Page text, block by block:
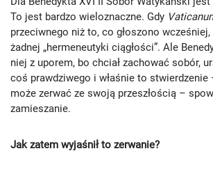
To jest bardzo wieloznaczne. Gdy
przeciwnego niż to, co głoszono
żadnej „hermeneutyki ciągłości”. Ale
niej z uporem, bo chciał zachować sobór,
coś prawdziwego i właśnie to stwierdzenie
może zerwać ze swoją przeszłością –
zamieszanie.
Jak zatem wyjaśnił to zerwanie?